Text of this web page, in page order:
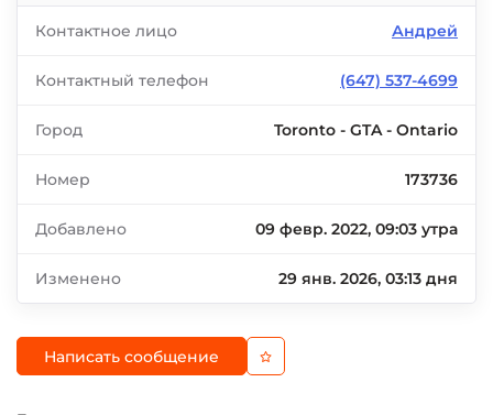
Контактное лицо Андрей
Контактный телефон (647) 537-4699
Город Toronto - GTA - Ontario
Номер 173736
Добавлено 09 февр. 2022, 09:03 утра
Изменено 29 янв. 2026, 03:13 дня
Написать сообщение